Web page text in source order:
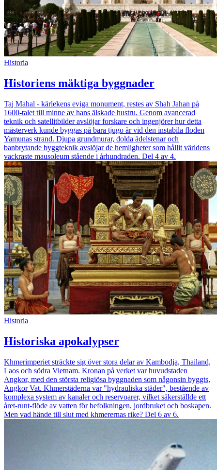
Historia
Historiens mäktiga byggnader
Taj Mahal - kärlekens eviga monument, restes av Shah Jahan på
1600-talet till minne av hans älskade hustru. Genom avancerad
teknik och satellitbilder avslöjar forskare och ingenjörer hur detta
mästerverk kunde byggas på bara tjugo år vid den instabila floden
Yamunas strand. Djupa grundmurar, dolda ädelstenar och
banbrytande byggteknik avslöjar de hemligheter som hållit världens
vackraste mausoleum stående i århundraden. Del 4 av 4.
Historia
Historiska apokalypser
Khmerimperiet sträckte sig över stora delar av Kambodja, Thailand,
Laos och södra Vietnam. Kronan på verket var huvudstaden
Angkor, med den största religiösa byggnaden som någonsin byggts,
Angkor Vat. Khmerstäderna var "hydrauliska städer", bestående av
komplexa system av kanaler och reservoarer, vilket säkerställde ett
året-runt-flöde av vatten för befolkningen, jordbruket och boskapen.
Men vad hände till slut med khmerernas rike? Del 6 av 6.